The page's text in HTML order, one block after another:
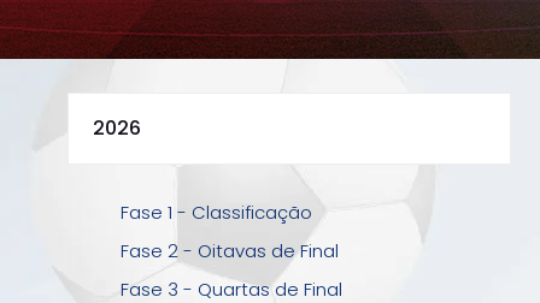
Fase 1 - Classificação
Fase 2 - Oitavas de Final
Fase 3 - Quartas de Final